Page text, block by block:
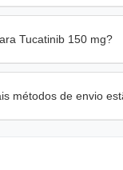
Tucatinib 150 mg?
métodos de envio